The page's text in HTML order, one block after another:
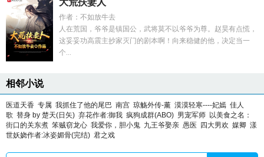
大荒扶妻人
作者：不如放牛去
人在荒国，爷爷是镇国公，武将莫不以爷爷为尊。赵昊有点慌，
这妥妥功高震主抄家灭门的剧本啊！向来稳健的他，决定当一
个...
相邻小说
医道天香 专属 我抓住了他的尾巴 南宫 琼觞外传-薰 漠漠轻寒----妃嫣 佳人
歌 替身 by 楚天(日矢) 弃花作者:御我 疯狗成群(ABO) 男宠军师 以美食之名：
街口的关东煮 笨贼窃龙心 我爱你，胆小鬼 九王爷娶亲 愚医 四大男欢 媒卿 漾
世妖娆作者:冰姿媚骨(完结) 君之戏